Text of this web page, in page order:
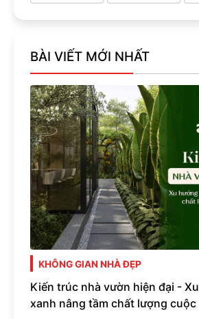
BÀI VIẾT MỚI NHẤT
KHÔNG GIAN NHÀ ĐẸP
Kiến trúc nhà vườn hiện đại -
xanh nâng tầm chất lượng cuộc